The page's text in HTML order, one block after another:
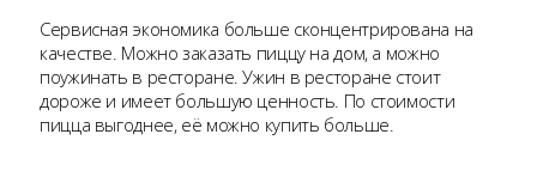
Сервисная экономика больше сконцентрирована на
качестве. Можно заказать пиццу на дом, а можно
поужинать в ресторане. Ужин в ресторане стоит
дороже и имеет большую ценность. По стоимости
пицца выгоднее, её можно купить больше.